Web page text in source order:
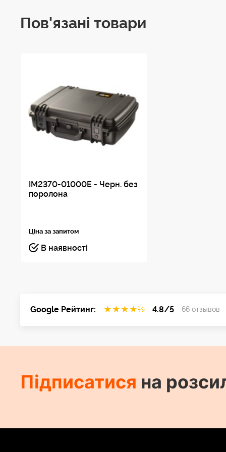
Пов'язані товари
IM2370-01000E - Черн. без
поролона
Ціна за запитом
В наявності
Google Рейтинг: ★ ★ ★ ★½ 4.8/5 66 отзывов
Підписатися на